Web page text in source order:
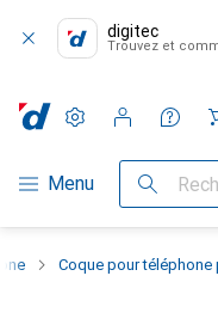
digitec
Trouvez et
Navigation par catégorie
Menu Recherche
Paramètres
Compte client
Listes de
Listes d'envies
Panier
Coque pour téléphone